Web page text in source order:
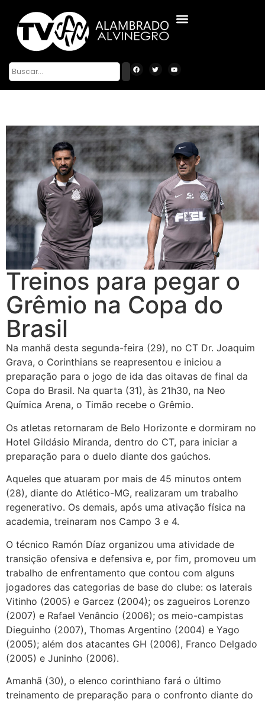
Treinos para pegar o
Grêmio na Copa do
Brasil
Na manhã desta segunda-feira (29), no CT Dr. Joaquim
Grava, o Corinthians se reapresentou e iniciou a
preparação para o jogo de ida das oitavas de final da
Copa do Brasil. Na quarta (31), às 21h30, na Neo
Química Arena, o Timão recebe o Grêmio.
Os atletas retornaram de Belo Horizonte e dormiram no
Hotel Gildásio Miranda, dentro do CT, para iniciar a
preparação para o duelo diante dos gaúchos.
Aqueles que atuaram por mais de 45 minutos ontem
(28), diante do Atlético-MG, realizaram um trabalho
regenerativo. Os demais, após uma ativação física na
academia, treinaram nos Campo 3 e 4.
O técnico Ramón Díaz organizou uma atividade de
transição ofensiva e defensiva e, por fim, promoveu um
trabalho de enfrentamento que contou com alguns
jogadores das categorias de base do clube: os laterais
Vitinho (2005) e Garcez (2004); os zagueiros Lorenzo
(2007) e Rafael Venâncio (2006); os meio-campistas
Dieguinho (2007), Thomas Argentino (2004) e Yago
(2005); além dos atacantes GH (2006), Franco Delgado
(2005) e Juninho (2006).
Amanhã (30), o elenco corinthiano fará o último
treinamento de preparação para o confronto diante do